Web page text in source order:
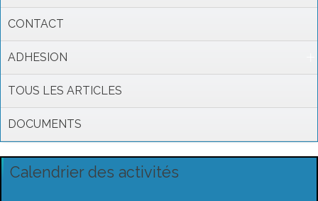
CONTACT
ADHESION
TOUS LES ARTICLES
DOCUMENTS
Calendrier des activités